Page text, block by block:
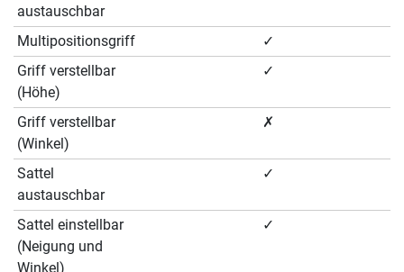
austauschbar
Multipositionsgriff
✓
Griff verstellbar
(Höhe)
✓
Griff verstellbar
(Winkel)
✗
Sattel
austauschbar
✓
Sattel einstellbar
(Neigung und
Winkel)
✓